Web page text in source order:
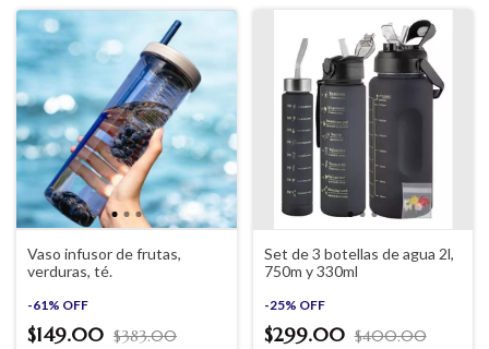
Vaso infusor de frutas,
verduras, té.
-61 % OFF
$149.00 $383.00
Set de 3 botellas de agua 2l,
750m y 330ml
-25% OFF
$299.00 $400.00